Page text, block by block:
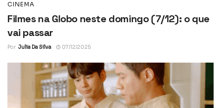
CINEMA
Filmes na Globo neste domingo (7/12): o que
vai passar
Por Julia Da Silva 07/12/2025